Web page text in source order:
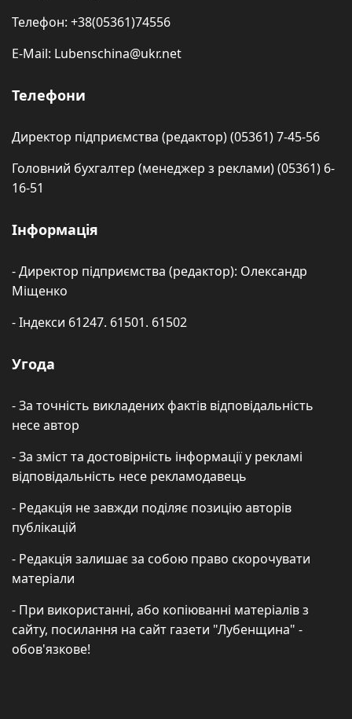
Телефон: +38(05361)74556
E-Mail: Lubenschina@ukr.net
Телефони
Директор підприємства (редактор) (05361) 7-45-56
Головний бухгалтер (менеджер з реклами) (05361) 6-
16-51
Інформація
- Директор підприємства (редактор): Олександр
Міщенко
- Індекси 61247. 61501. 61502
Угода
- За точність викладених фактів відповідальність
несе автор
- За зміст та достовірність інформації у рекламі
відповідальність несе рекламодавець
- Редакція не завжди поділяє позицію авторів
публікацій
- Редакція залишає за собою право скорочувати
матеріали
- При використанні, або копіюванні матеріалів з
сайту, посилання на сайт газети "Лубенщина" -
обов'язкове!